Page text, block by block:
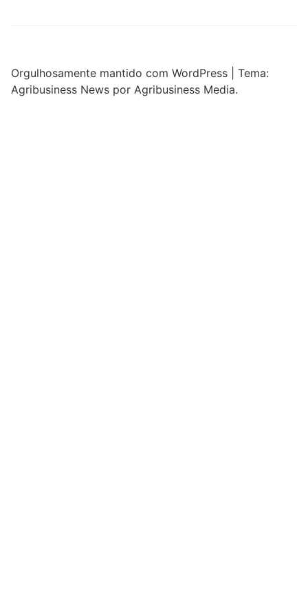
Orgulhosamente mantido com WordPress
Tema:
Agribusiness News por Agribusiness Media.